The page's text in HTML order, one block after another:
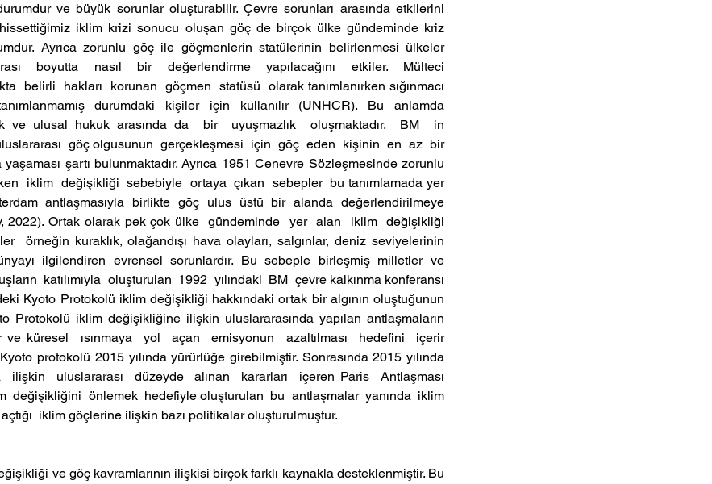
ve büyük sorunlar oluşturabilir. Çevre sorunları arasında etkilerini
iklim krizi sonucu oluşan göç de birçok ülke gündeminde kriz
Ayrıca zorunlu göç ile göçmenlerin statülerinin belirlenmesi ülkeler
boyutta  nasıl  bir  değerlendirme  yapılacağını  etkiler.  Mülteci
belirli  hakları  korunan  göçmen  statüsü  olarak tanımlanırken sığınmacı
durumdaki kişiler için kullanılır (UNHCR). Bu anlamda
ve ulusal hukuk arasında da  bir  uyuşmazlık  oluşmaktadır.  BM  in
göç olgusunun  gerçekleşmesi  için  göç  eden  kişinin  en  az  bir
şartı bulunmaktadır. Ayrıca 1951 Cenevre Sözleşmesinde zorunlu
iklim  değişikliği  sebebiyle  ortaya  çıkan  sebepler  bu tanımlamada yer
antlaşmasıyla birlikte göç ulus üstü bir alanda değerlendirilmeye
2022). Ortak olarak pek çok ülke  gündeminde  yer  alan  iklim  değişikliği
örneğin kuraklık, olağandışı hava olayları, salgınlar, deniz seviyelerinin
ilgilendiren  evrensel  sorunlardır.  Bu  sebeple  birleşmiş  milletler  ve
katılımıyla  oluşturulan  1992  yılındaki  BM  çevre kalkınma konferansı
Kyoto Protokolü iklim değişikliği hakkındaki ortak bir algının oluştuğunun
Protokolü iklim değişikliğine ilişkin uluslararasında yapılan antlaşmaların
ve küresel  ısınmaya  yol  açan  emisyonun  azaltılması  hedefini  içerir
protokolü 2015 yılında yürürlüğe girebilmiştir. Sonrasında 2015 yılında
ilişkin  uluslararası  düzeyde  alınan  kararları  içeren Paris  Antlaşması
değişikliğini  önlemek  hedefiyle oluşturulan  bu  antlaşmalar  yanında  iklim
iklim göçlerine ilişkin bazı politikalar oluşturulmuştur.
ve göç kavramlarının ilişkisi birçok farklı kaynakla desteklenmiştir. Bu